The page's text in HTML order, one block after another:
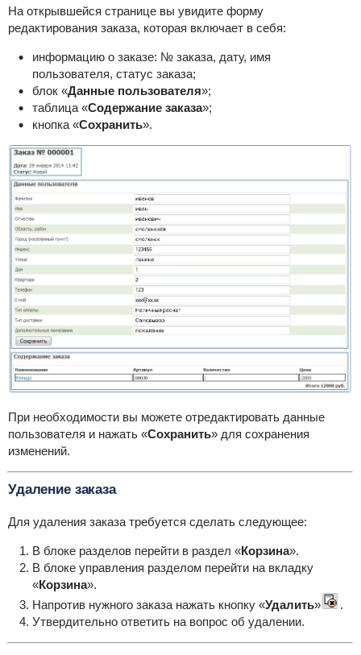
На открывшейся странице вы увидите форму
редактирования заказа, которая включает в себя:
информацию о заказе: № заказа, дату, имя
пользователя, статус заказа;
блок «Данные пользователя»;
таблица «Содержание заказа»;
кнопка «Сохранить».
При необходимости вы можете отредактировать данные
пользователя и нажать «Сохранить» для сохранения
изменений.
Удаление заказа
Для удаления заказа требуется сделать следующее:
В блоке разделов перейти в раздел «Корзина».
В блоке управления разделом перейти на вкладку
«Корзина».
Напротив нужного заказа нажать кнопку «Удалить»
.
Утвердительно ответить на вопрос об удалении.